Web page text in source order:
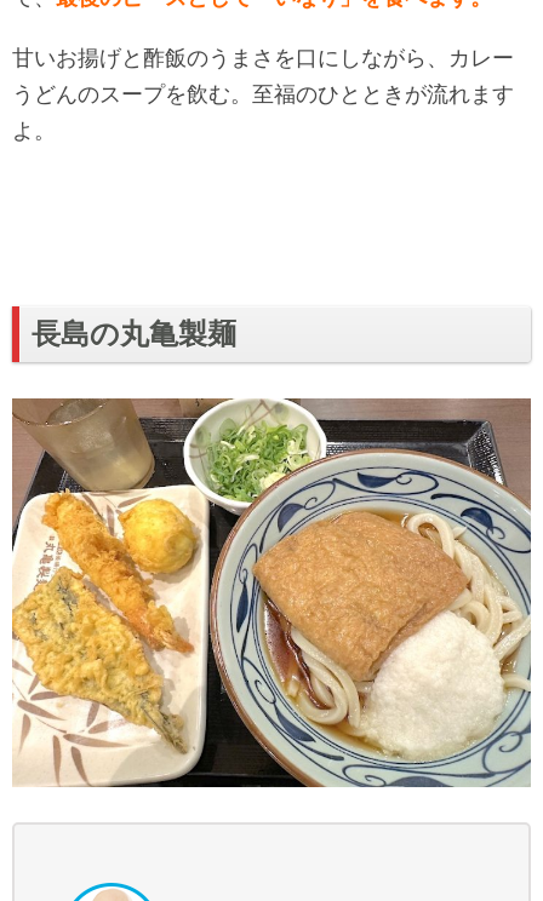
甘いお揚げと酢飯のうまさを口にしながら、カレー
うどんのスープを飲む。至福のひとときが流れます
よ。
長島の丸亀製麺